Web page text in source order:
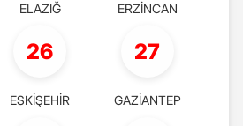
ELAZIĞ ERZİNCAN
26
ESKİŞEHİR
27
GAZİANTEP